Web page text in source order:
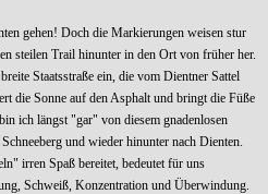
gehen! Doch die Markierungen weisen stur
steilen Trail hinunter in den Ort von früher her.
Staatsstraße ein, die vom Dientner Sattel
die Sonne auf den Asphalt und bringt die Füße
ich längst "gar" von diesem gnadenlosen
und wieder hinunter nach Dienten.
irren Spaß bereitet, bedeutet für uns
Schweiß, Konzentration und Überwindung.